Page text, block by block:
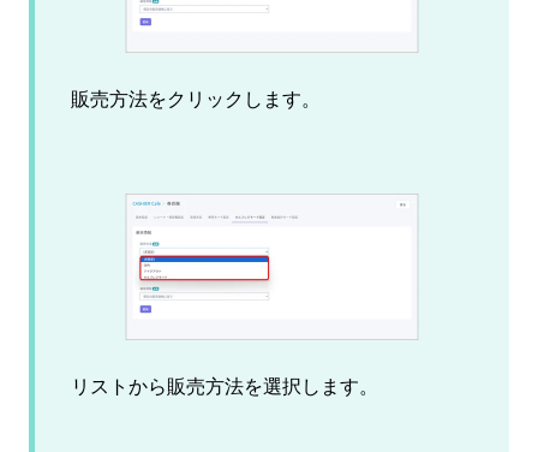
販売方法をクリックします。
リストから販売方法を選択します。